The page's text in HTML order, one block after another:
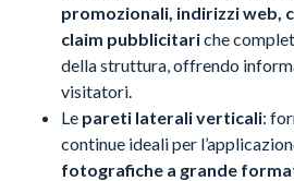
promozionali, indirizzi web,
claim pubblicitariche
della struttura, offrendo
visitatori.
Le pareti laterali verticali:
continue ideali per
fotografiche a grande